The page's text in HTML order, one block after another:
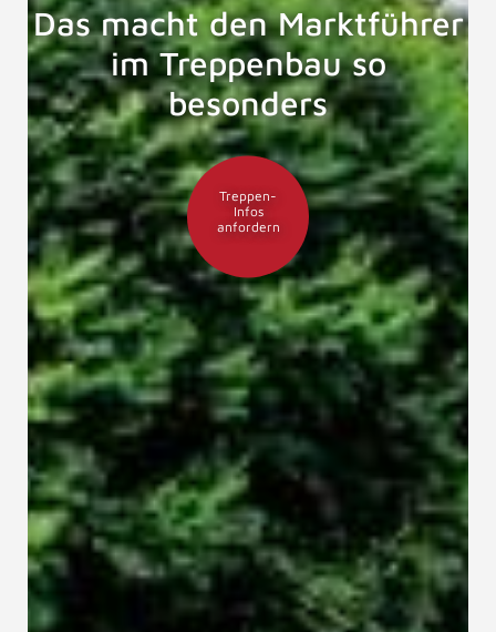
Das macht den Marktführer
im Treppenbau so
besonders
Treppen-
Infos
anfordern